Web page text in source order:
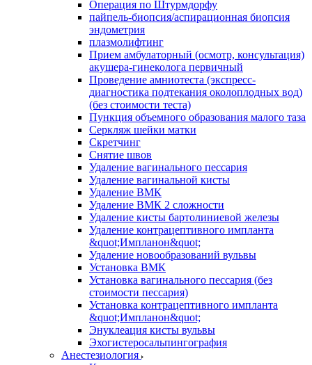
Операция по Штурмдорфу
пайпель-биопсия/аспирационная биопсия
эндометрия
плазмолифтинг
Прием амбулаторный (осмотр, консультация)
акушера-гинеколога первичный
Проведение амниотеста (экспресс-
диагностика подтекания околоплодных вод)
(без стоимости теста)
Пункция объемного образования малого таза
Серкляж шейки матки
Скретчинг
Снятие швов
Удаление вагинального пессария
Удаление вагинальной кисты
Удаление ВМК
Удаление ВМК 2 сложности
Удаление кисты бартолиниевой железы
Удаление контрацептивного импланта
&quot;Импланон&quot;
Удаление новообразований вульвы
Установка ВМК
Установка вагинального пессария (без
стоимости пессария)
Установка контрацептивного импланта
&quot;Импланон&quot;
Энуклеация кисты вульвы
Эхогистеросальпингография
Анестезиология